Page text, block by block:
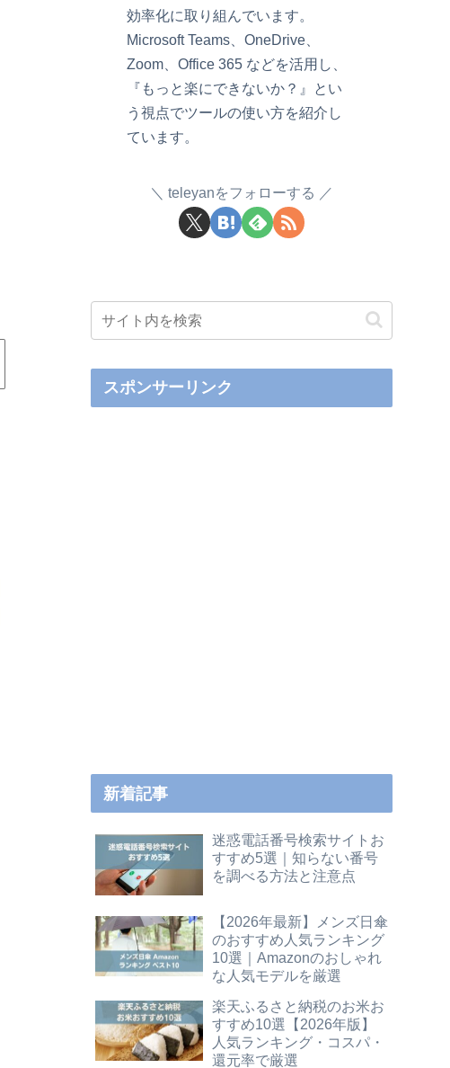
効率化に取り組んでいます。
Microsoft Teams、OneDrive、
Zoom、Office 365 などを活用し、
『もっと楽にできないか？』とい
う視点でツールの使い方を紹介し
ています。
teleyanをフォローする
スポンサーリンク
新着記事
迷惑電話番号検索サイトお
すすめ5選｜知らない番号
を調べる方法と注意点
【2026年最新】メンズ日傘
のおすすめ人気ランキング
10選｜Amazonのおしゃれ
な人気モデルを厳選
楽天ふるさと納税のお米お
すすめ10選【2026年版】
人気ランキング・コスパ・
還元率で厳選